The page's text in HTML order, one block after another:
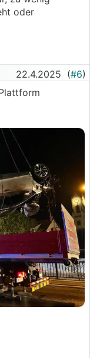
oder
22.4.2025 (#6)